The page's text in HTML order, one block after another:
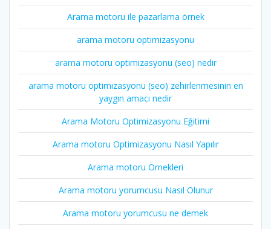
Arama motoru ile pazarlama örnek
arama motoru optimizasyonu
arama motoru optimizasyonu (seo) nedir
arama motoru optimizasyonu (seo) zehirlenmesinin en
yaygın amacı nedir
Arama Motoru Optimizasyonu Eğitimi
Arama motoru Optimizasyonu Nasıl Yapılır
Arama motoru Örnekleri
Arama motoru yorumcusu Nasıl Olunur
Arama motoru yorumcusu ne demek